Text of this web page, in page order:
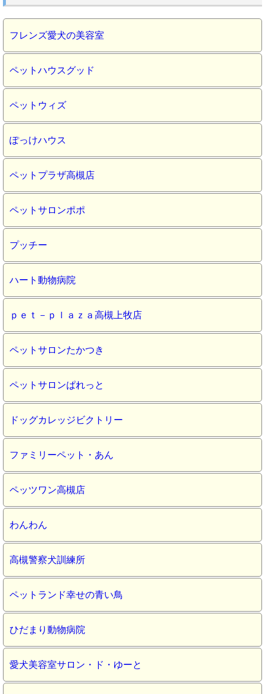
フレンズ愛犬の美容室
ペットハウスグッド
ペットウィズ
ぽっけハウス
ペットプラザ高槻店
ペットサロンポポ
プッチー
ハート動物病院
ｐｅｔ－ｐｌａｚａ高槻上牧店
ペットサロンたかつき
ペットサロンぱれっと
ドッグカレッジビクトリー
ファミリーペット・あん
ペッツワン高槻店
わんわん
高槻警察犬訓練所
ペットランド幸せの青い鳥
ひだまり動物病院
愛犬美容室サロン・ド・ゆーと